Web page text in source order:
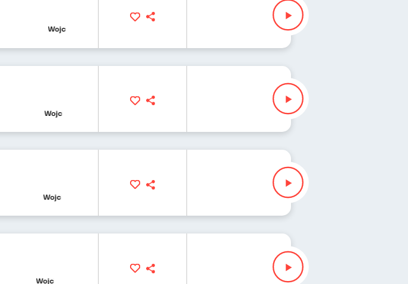
Wojciech Waglewski, Bartosz "Fisz" Waglewski
Wojciech Waglewski, Bartosz "Fisz" Waglewski
Wojciech Waglewski, Bartosz "Fisz" Waglewski
Wojciech Waglewski, Bartosz "Fisz" Waglewski